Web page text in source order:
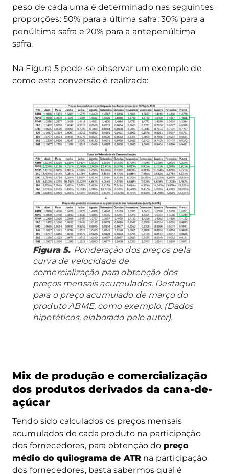
peso de cada uma é determinado nas seguintes
proporções: 50% para a última safra; 30% para a
penúltima safra e 20% para a antepenúltima
safra.
Na Figura 5 pode-se observar um exemplo de
como esta conversão é realizada:
Figura 5. Ponderação dos preços pela
curva de velocidade de
comercialização para obtenção dos
preços mensais acumulados. Destaque
para o preço acumulado de março do
produto ABME, como exemplo. (Dados
hipotéticos, elaborado pelo autor).
Mix de produção e comercialização
dos produtos derivados da cana-de-
açúcar
Tendo sido calculados os preços mensais
acumulados de cada produto na participação
dos fornecedores, para obtenção do preço
médio do quilograma de ATR na participação
dos fornecedores, basta sabermos qual é